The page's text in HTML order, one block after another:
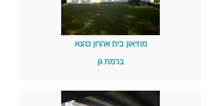
מוזיאון בית אהרון כהנא
ברמת גן